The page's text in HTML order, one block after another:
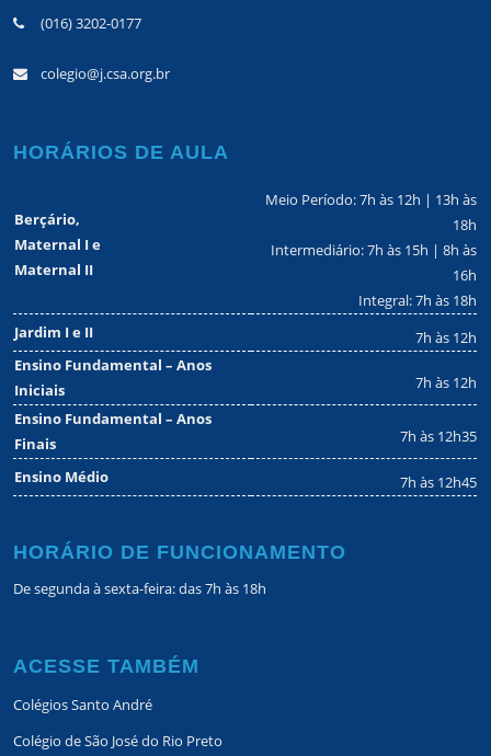
(016) 3202-0177
colegio@j.csa.org.br
HORÁRIOS DE AULA
Berçário,
Maternal I e
Maternal II
Meio Período: 7h às 12h | 13h às
18h
Intermediário: 7h às 15h | 8h às
16h
Integral: 7h às 18h
Jardim I e II
7h às 12h
Ensino Fundamental – Anos
Iniciais
7h às 12h
Ensino Fundamental – Anos
Finais
7h às 12h35
Ensino Médio 7h às 12h45
HORÁRIO DE FUNCIONAMENTO
De segunda à sexta-feira: das 7h às 18h
ACESSE TAMBÉM
Colégios Santo André
Colégio de São José do Rio Preto